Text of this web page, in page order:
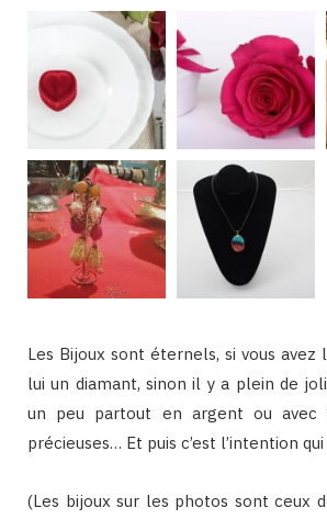
Les Bijoux sont éternels, si vous
lui un diamant, sinon il y a plein de
un peu partout en argent ou avec
précieuses… Et puis c’est l’intention
(Les bijoux sur les photos sont ceux